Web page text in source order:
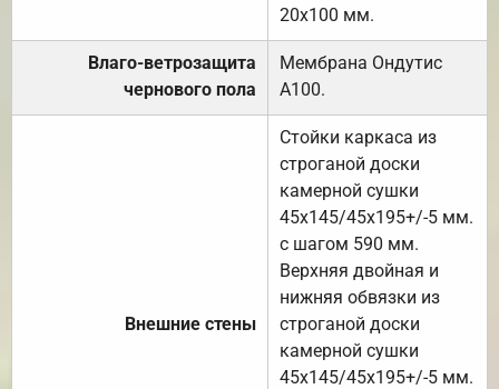
20х100 мм.
Влаго-ветрозащита
чернового пола
Мембрана Ондутис
А100.
Внешние стены
Стойки каркаса из
строганой доски
камерной сушки
45х145/45х195+/-5 мм.
с шагом 590 мм.
Верхняя двойная и
нижняя обвязки из
строганой доски
камерной сушки
45х145/45х195+/-5 мм.